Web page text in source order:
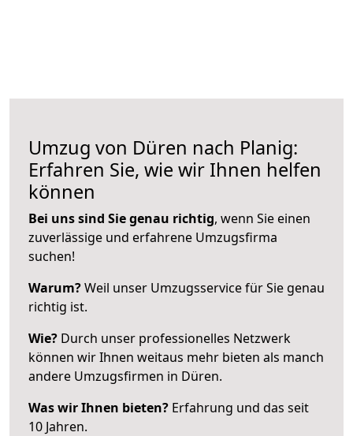
Umzug von Düren nach Planig:
Erfahren Sie, wie wir Ihnen helfen
können
Bei uns sind Sie genau richtig, wenn Sie einen
zuverlässige und erfahrene Umzugsfirma
suchen!
Warum?Weil unser Umzugsservice für Sie genau
richtig ist.
Wie? Durch unser professionelles Netzwerk
können wir Ihnen weitaus mehr bieten als manch
andere Umzugsfirmen in Düren.
Was wir Ihnen bieten? Erfahrung und das seit
10 Jahren.